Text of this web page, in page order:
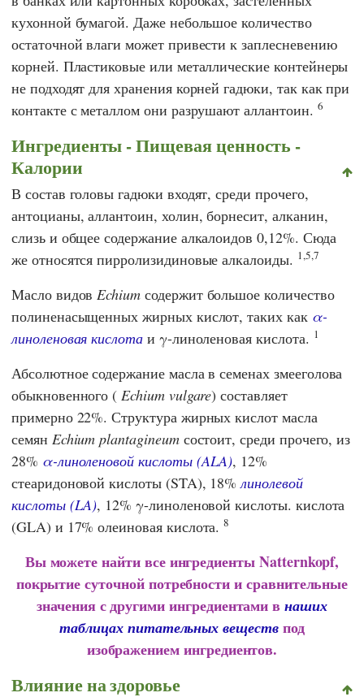
кухонной бумагой. Даже небольшое количество
остаточной влаги может привести к заплесневению
корней. Пластиковые или металлические контейнеры
не подходят для хранения корней гадюки, так как при
контакте с металлом они разрушают аллантоин. 6
Ингредиенты - Пищевая ценность -
Калории
В состав головы гадюки входят, среди прочего,
антоцианы, аллантоин, холин, борнесит, алканин,
слизь и общее содержание алкалоидов 0,12%. Сюда
же относятся пирролизидиновые алкалоиды. 1,5,7
Масло видов Echium содержит большое количество
полиненасыщенных жирных кислот, таких как α-
линоленовая кислотаи γ-линоленовая кислота. 1
Абсолютное содержание масла в семенах змееголова
обыкновенного ( Echium vulgare) составляет
примерно 22%. Структура жирных кислот масла
семян Echium plantagineumсостоит, среди прочего, из
28% α-линоленовой кислоты (ALA), 12%
стеаридоновой кислоты (STA), 18%линолевой
кислоты (LA), 12% γ-линоленовой кислоты. кислота
(GLA) и 17% олеиновая кислота.8
Вы можете найти все ингредиенты Natternkopf,
покрытие суточной потребности и сравнительные
значения с другими ингредиентами внаших
таблицах питательных веществпод
изображением ингредиентов.
Влияние на здоровье